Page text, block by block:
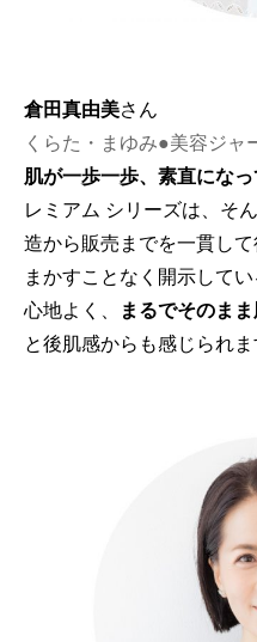
倉田真由美さん
くらた・まゆみ●美容ジャ
肌が一歩一歩、素直になっ
レミアム シリーズは、そ
造から販売までを一貫し
まかすことなく開示して
心地よく、
まるでそのま
と後肌感からも感じられま